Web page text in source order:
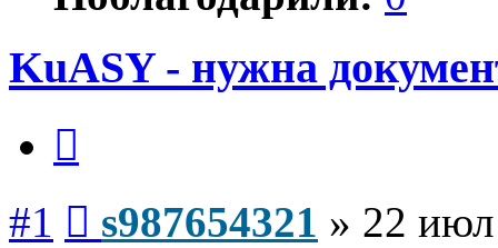
KuASY - нужна
#1 s987654321 » 22